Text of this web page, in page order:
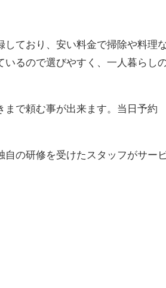
しており、安い料金で掃除や料理
いるので選びやすく、一人暮らし
まで頼む事が出来ます。当日予約
自の研修を受けたスタッフがサー